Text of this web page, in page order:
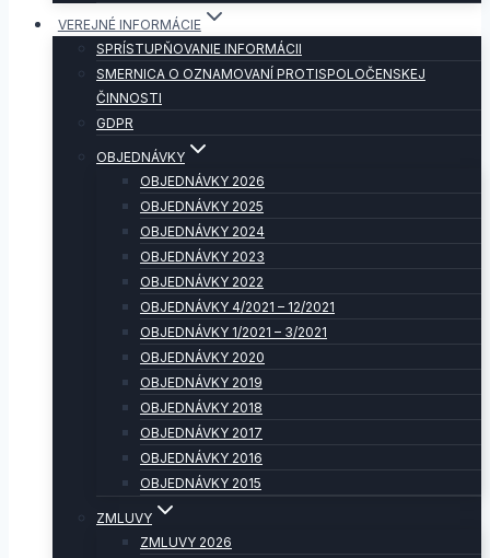
VEREJNÉ INFORMÁCIE
SPRÍSTUPŇOVANIE INFORMÁCII
SMERNICA O OZNAMOVANÍ PROTISPOLOČENSKEJ
ČINNOSTI
GDPR
OBJEDNÁVKY
OBJEDNÁVKY 2026
OBJEDNÁVKY 2025
OBJEDNÁVKY 2024
OBJEDNÁVKY 2023
OBJEDNÁVKY 2022
OBJEDNÁVKY 4/2021 – 12/2021
OBJEDNÁVKY 1/2021 – 3/2021
OBJEDNÁVKY 2020
OBJEDNÁVKY 2019
OBJEDNÁVKY 2018
OBJEDNÁVKY 2017
OBJEDNÁVKY 2016
OBJEDNÁVKY 2015
ZMLUVY
ZMLUVY 2026